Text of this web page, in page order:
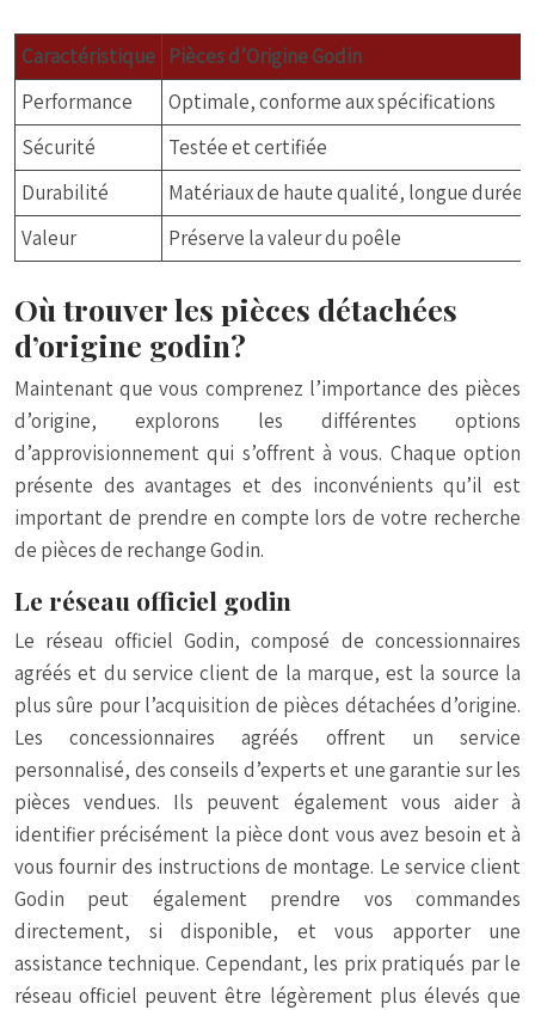
Caractéristique Pièces d’Origine Godin
Performance
Optimale, conforme aux spécifications
Sécurité
Testée et certifiée
Durabilité
Matériaux de haute qualité, longue durée
Valeur
Préserve la valeur du poêle
Où trouver les pièces détachées
d’origine godin?
Maintenant que vous comprenez l’importance des pièces
d’origine, explorons les différentes options
d’approvisionnement qui s’offrent à vous. Chaque option
présente des avantages et des inconvénients qu’il est
important de prendre en compte lors de votre recherche
de pièces de rechange Godin.
Le réseau officiel godin
Le réseau officiel Godin, composé de concessionnaires
agréés et du service client de la marque, est la source la
plus sûre pour l’acquisition de pièces détachées d’origine.
Les concessionnaires agréés offrent un service
personnalisé, des conseils d’experts et une garantie sur les
pièces vendues. Ils peuvent également vous aider à
identifier précisément la pièce dont vous avez besoin et à
vous fournir des instructions de montage. Le service client
Godin peut également prendre vos commandes
directement, si disponible, et vous apporter une
assistance technique. Cependant, les prix pratiqués par le
réseau officiel peuvent être légèrement plus élevés que